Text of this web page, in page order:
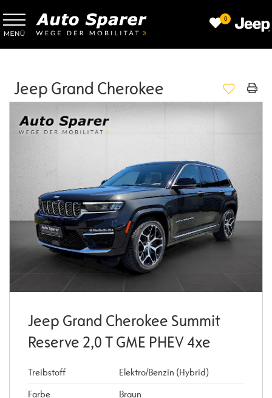
0
Jeep Grand Cherokee
Jeep Grand Cherokee Summit
Reserve 2,0 T GME PHEV 4xe
Treibstoff
Elektro/Benzin (Hybrid)
Farbe
Braun